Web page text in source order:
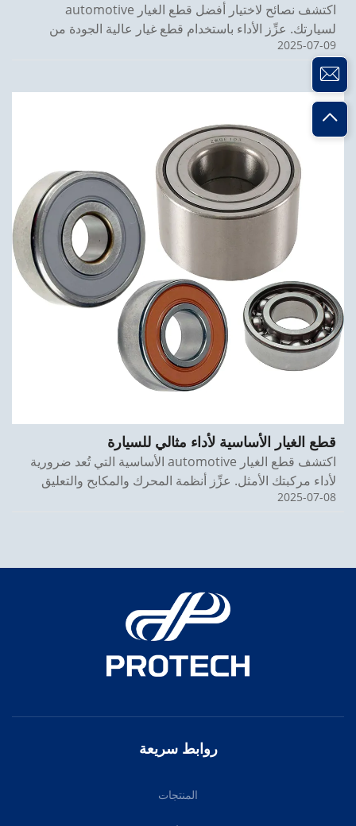
اكتشف نصائح لاختيار أفضل قطع الغيار automotive
لسيارتك. عزِّز الأداء باستخدام قطع غيار عالية الجودة من
بروتيك.
2025-07-09
قطع الغيار الأساسية لأداء مثالي للسيارة
اكتشف قطع الغيار automotive الأساسية التي تُعد ضرورية
لأداء مركبتك الأمثل. عزِّز أنظمة المحرك والمكابح والتعليق
اليوم!
2025-07-08
روابط سريعة
المنتجات